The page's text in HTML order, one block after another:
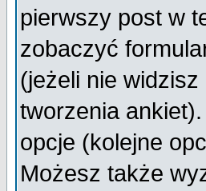
pierwszy post w
zobaczyć
(jeżeli nie
tworzenia
opcje (kolejne
Możesz także